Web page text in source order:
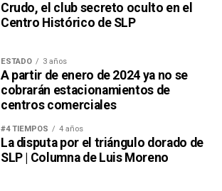
Crudo, el club secreto oculto en el
Centro Histórico de SLP
ESTADO 3 años
A partir de enero de 2024 ya no se
cobrarán estacionamientos de
centros comerciales
#4 TIEMPOS 4 años
La disputa por el triángulo dorado de
SLP | Columna de Luis Moreno